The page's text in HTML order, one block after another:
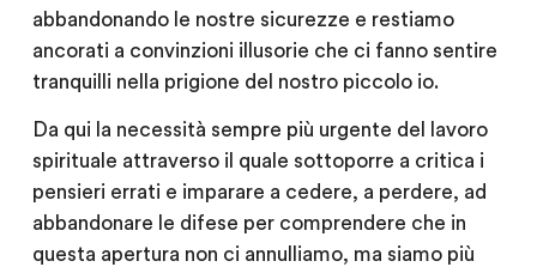
abbandonando le nostre sicurezze e restiamo
ancorati a convinzioni illusorie che ci fanno sentire
tranquilli nella prigione del nostro piccolo io.
Da qui la necessità sempre più urgente del lavoro
spirituale attraverso il quale sottoporre a critica i
pensieri errati e imparare a cedere, a perdere, ad
abbandonare le difese per comprendere che in
questa apertura non ci annulliamo, ma siamo più